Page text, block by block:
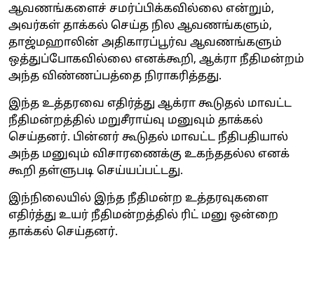
ஆவணங்களைச் சமர்ப்பிக்கவில்லை என்றும்,
அவர்கள் தாக்கல் செய்த நில ஆவணங்களும்,
தாஜ்மஹாலின் அதிகாரப்பூர்வ ஆவணங்களும்
ஒத்துப்போகவில்லை எனக்கூறி, ஆக்ரா நீதிமன்றம்
அந்த விண்ணப்பத்தை நிராகரித்தது.
இந்த உத்தரவை எதிர்த்து ஆக்ரா கூடுதல் மாவட்ட
நீதிமன்றத்தில் மறுசீராய்வு மனுவும் தாக்கல்
செய்தனர். பின்னர் கூடுதல் மாவட்ட நீதிபதியால்
அந்த மனுவும் விசாரணைக்கு உகந்ததல்ல எனக்
கூறி தள்ளுபடி செய்யப்பட்டது.
இந்நிலையில் இந்த நீதிமன்ற உத்தரவுகளை
எதிர்த்து உயர் நீதிமன்றத்தில் ரிட் மனு ஒன்றை
தாக்கல் செய்தனர்.